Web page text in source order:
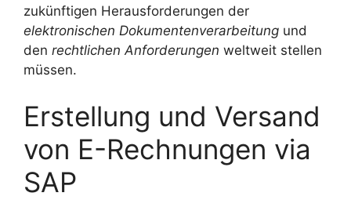
zukünftigen Herausforderungen der
elektronischen Dokumentenverarbeitung und
den rechtlichen Anforderungen weltweit stellen
müssen.
Erstellung und Versand
von E-Rechnungen via
SAP